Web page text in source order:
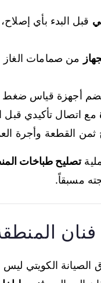
قبل البدء بأي
من صمامات الغاز
أجهزة قياس ضغط
مع اتصال تأكيدي قبل
ثمن القطعة وأجرة
تصليح طباخات
مسبقاً.
الكويتي